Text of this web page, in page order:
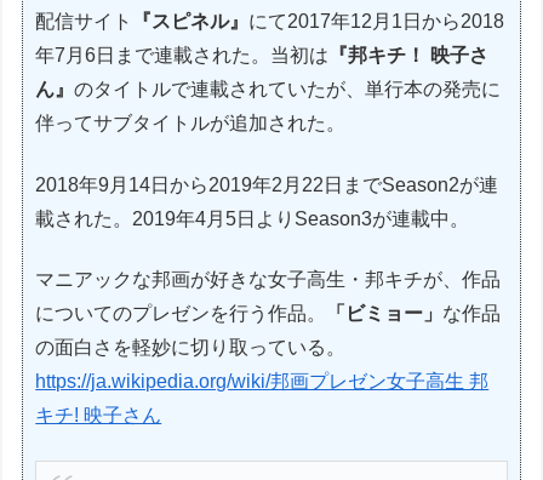
配信サイト
『スピネル』 にて2017年12月1日から2018
年7月6日まで連載された。当初は 『邦キチ！ 映子さ
ん』のタイトルで連載されていたが、単行本の発売に
伴ってサブタイトルが追加された。
2018年9月14日から2019年2月22日までSeason2が連
載された。2019年4月5日よりSeason3が連載中。
マニアックな邦画が好きな女子高生・邦キチが、作品
についてのプレゼンを行う作品。
「ビミョー」 な作品
の面白さを軽妙に切り取っている。
https://ja.wikipedia.org/wiki/邦画プレゼン女子高生 邦
キチ! 映子さん